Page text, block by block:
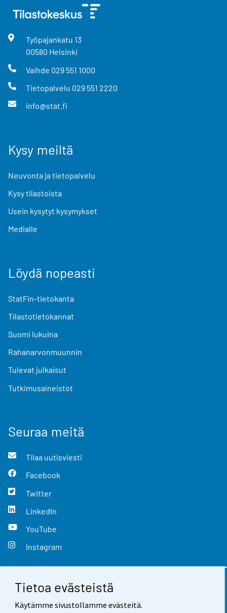
Tietoa evästeistä
Käytämme sivustollamme evästeitä.
Työpajankatu 13
00580 Helsinki
Vaihde 029 551 1000
Tietopalvelu 029 551 2220
info@stat.fi
Kysy meiltä
Neuvonta ja tietopalvelu
Kysy tilastoista
Usein kysytyt kysymykset
Medialle
Löydä nopeasti
StatFin-tietokanta
Tilastotietokannat
Suomi lukuina
Rahanarvonmuunnin
Tulevat julkaisut
Tutkimusaineistot
Seuraa meitä
Tilaa uutisviesti
Facebook
Twitter
LinkedIn
YouTube
Instagram
Yhteystiedot
Palaute